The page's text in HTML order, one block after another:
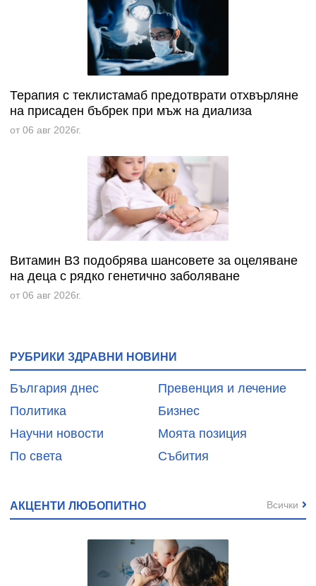
Терапия с теклистамаб предотврати отхвърляне
на присаден бъбрек при мъж на диализа
от 06 авг 2026г.
Витамин B3 подобрява шансовете за оцеляване
на деца с рядко генетично заболяване
от 06 авг 2026г.
РУБРИКИ ЗДРАВНИ НОВИНИ
България днес
Политика
Научни новости
По света
Превенция и лечение
Бизнес
Моята позиция
Събития
АКЦЕНТИ ЛЮБОПИТНО Всички